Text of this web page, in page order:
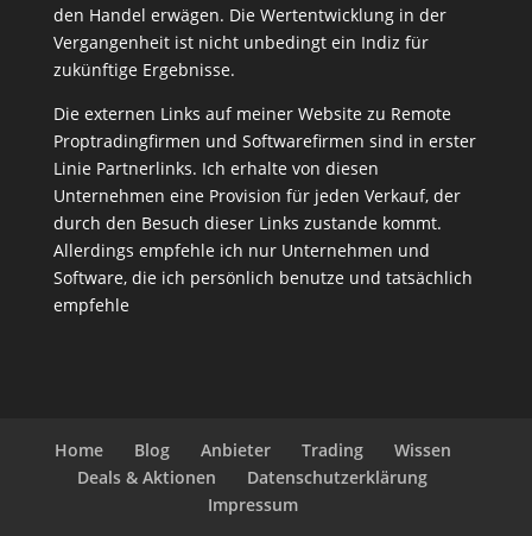
den Handel erwägen. Die Wertentwicklung in der
Vergangenheit ist nicht unbedingt ein Indiz für
zukünftige Ergebnisse.
Die externen Links auf meiner Website zu Remote
Proptradingfirmen und Softwarefirmen sind in erster
Linie Partnerlinks. Ich erhalte von diesen
Unternehmen eine Provision für jeden Verkauf, der
durch den Besuch dieser Links zustande kommt.
Allerdings empfehle ich nur Unternehmen und
Software, die ich persönlich benutze und tatsächlich
empfehle
Home Blog Anbieter Trading
Wissen
Deals & Aktionen
Datenschutzerklärung
Impressum